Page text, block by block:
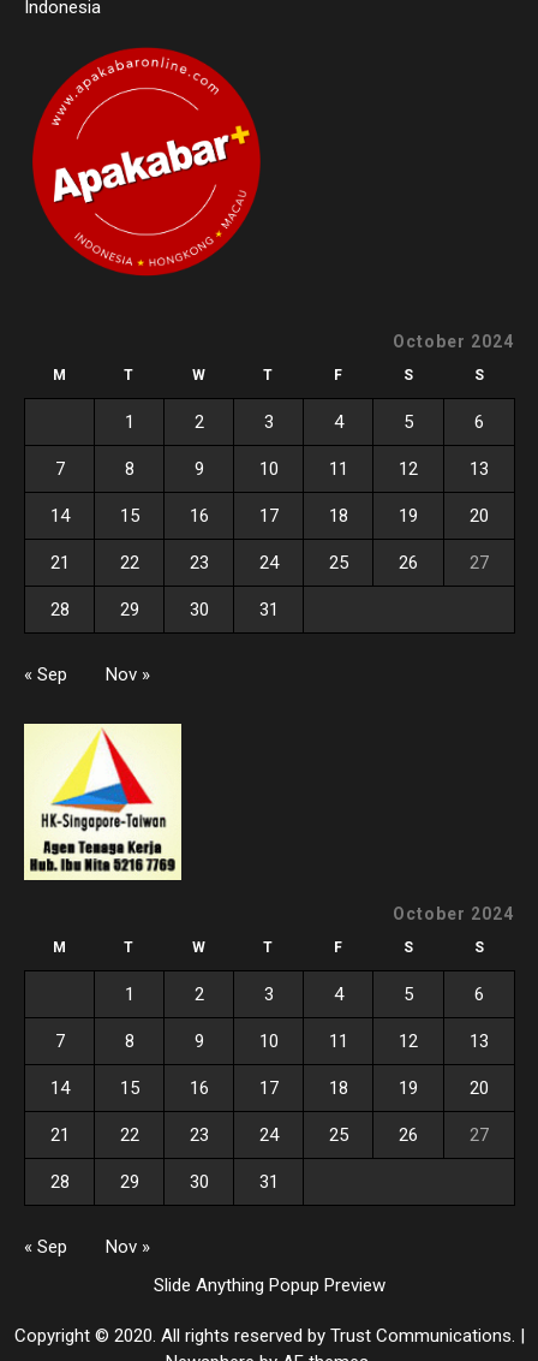
Indonesia
October 2024
M T W T F S S
1 2 3 4 5 6
7 8 9 10 11 12 13
14 15 16 17 18 19 20
21 22 23 24 25 26 27
28 29 30 31
« Sep Nov »
October 2024
M T W T F S S
1 2 3 4 5 6
7 8 9 10 11 12 13
14 15 16 17 18 19 20
21 22 23 24 25 26 27
28 29 30 31
« Sep
Nov »
Slide Anything Popup Preview
Copyright © 2020. All rights reserved by Trust Communications. |